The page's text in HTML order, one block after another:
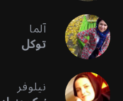
آلما
توکل
نیلوفر